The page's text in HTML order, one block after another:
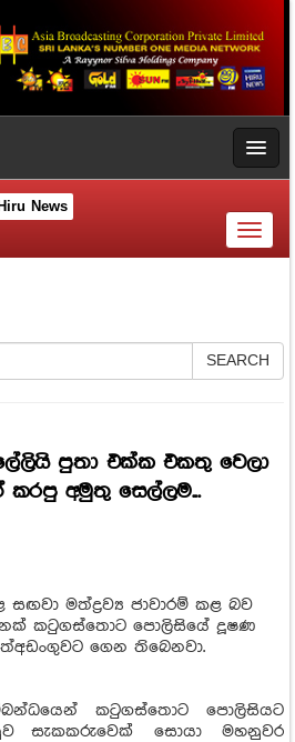
Hiru News
Toggle
SEARCH
පුතා එක්ක එකතු වෙලා
අමුතු සෙල්ලම...
මත්ද්‍රව්‍ය ජාවාරම් කළ බව
කටුගස්තොට පොලිසියේ දූෂණ
ගෙන තිබෙනවා.
කටුගස්තොට පොලිසියට
සැකකරුවෙක් සොයා මහනුවර